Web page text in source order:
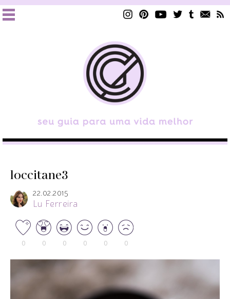
loccitane3
22.02.2015
Lu Ferreira
0 0 0 0 0 0